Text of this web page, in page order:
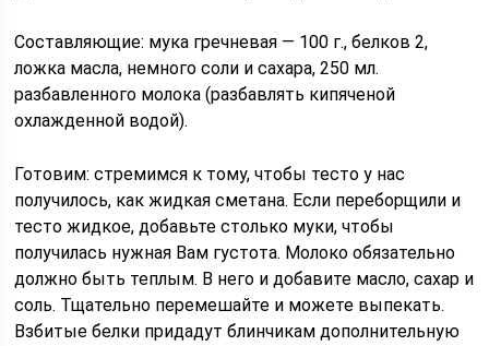
Составляющие: мука гречневая — 100 г., белков 2,
ложка масла, немного соли и сахара, 250 мл.
разбавленного молока (разбавлять кипяченой
охлажденной водой).
Готовим: стремимся к тому, чтобы тесто у нас
получилось, как жидкая сметана. Если переборщили и
тесто жидкое, добавьте столько муки, чтобы
получилась нужная Вам густота. Молоко обязательно
должно быть теплым. В него и добавите масло, сахар и
соль. Тщательно перемешайте и можете выпекать.
Взбитые белки придадут блинчикам дополнительную